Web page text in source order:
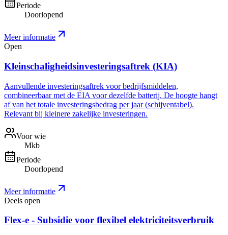
Periode
Doorlopend
Meer informatie
Open
Kleinschaligheidsinvesteringsaftrek (KIA)
Aanvullende investeringsaftrek voor bedrijfsmiddelen,
combineerbaar met de EIA voor dezelfde batterij. De hoogte hangt
af van het totale investeringsbedrag per jaar (schijventabel).
Relevant bij kleinere zakelijke investeringen.
Voor wie
Mkb
Periode
Doorlopend
Meer informatie
Deels open
Flex-e - Subsidie voor flexibel elektriciteitsverbruik